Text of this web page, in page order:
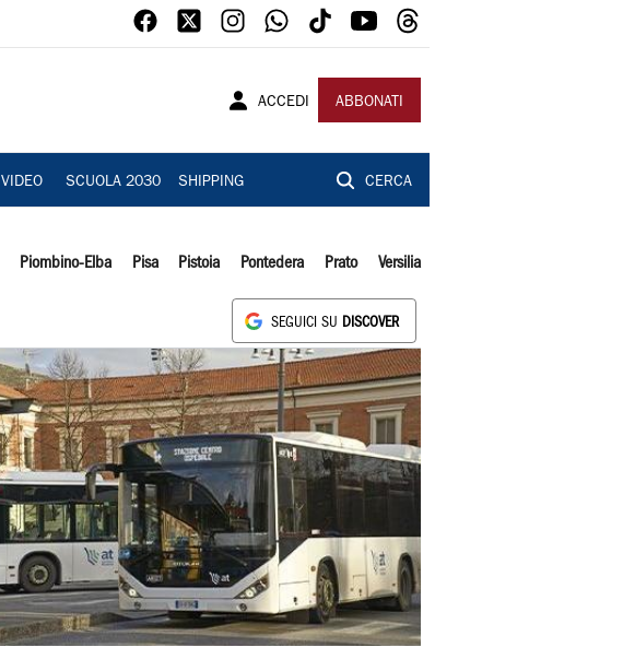
ACCEDI ABBONATI
VIDEO SCUOLA 2030 SHIPPING CERCA
Piombino-Elba Pisa Pistoia Pontedera Prato Versilia
SEGUICI SU DISCOVER